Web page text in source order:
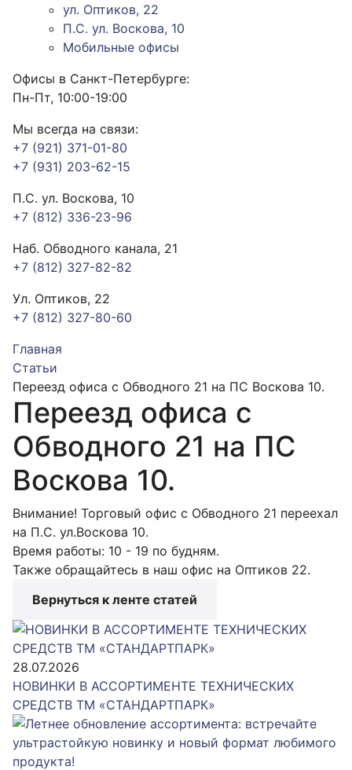
ул. Оптиков, 22
П.С. ул. Воскова, 10
Мобильные офисы
Офисы в Санкт-Петербурге:
Пн-Пт, 10:00-19:00
Мы всегда на связи:
+7 (921) 371-01-80
+7 (931) 203-62-15
П.С. ул. Воскова, 10
+7 (812) 336-23-96
Наб. Обводного канала, 21
+7 (812) 327-82-82
Ул. Оптиков, 22
+7 (812) 327-80-60
Главная
Статьи
Переезд офиса с Обводного 21 на ПС Воскова 10.
Переезд офиса с
Обводного 21 на ПС
Воскова 10.
Внимание! Торговый офис с Обводного 21 переехал
на П.С. ул.Воскова 10.
Время работы: 10 - 19 по будням.
Также обращайтесь в наш офис на Оптиков 22.
Вернуться к ленте статей
28.07.2026
НОВИНКИ В АССОРТИМЕНТЕ ТЕХНИЧЕСКИХ
СРЕДСТВ ТМ «СТАНДАРТПАРК»